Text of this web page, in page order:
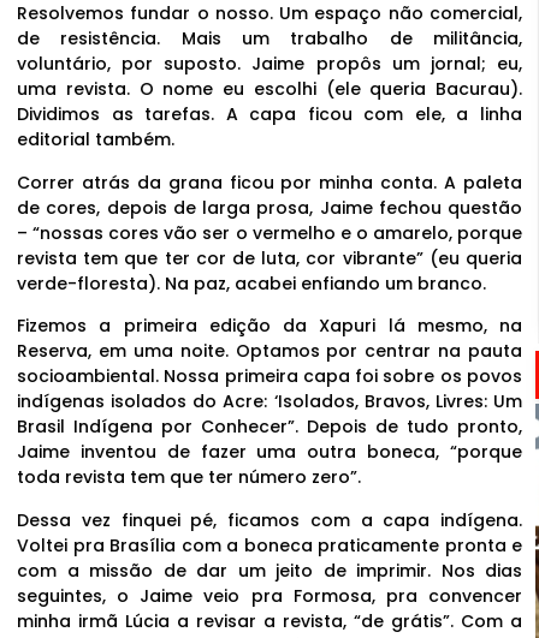
Resolvemos fundar o nosso. Um espaço não comercial,
de resistência. Mais um trabalho de militância,
voluntário, por suposto. Jaime propôs um jornal; eu,
uma revista. O nome eu escolhi (ele queria Bacurau).
Dividimos as tarefas. A capa ficou com ele, a linha
editorial também.
Correr atrás da grana ficou por minha conta. A paleta
de cores, depois de larga prosa, Jaime fechou questão
– “nossas cores vão ser o vermelho e o amarelo, porque
revista tem que ter cor de luta, cor vibrante” (eu queria
verde-floresta). Na paz, acabei enfiando um branco.
Fizemos a primeira edição da Xapuri lá mesmo, na
Reserva, em uma noite. Optamos por centrar na pauta
socioambiental. Nossa primeira capa foi sobre os povos
indígenas isolados do Acre: ‘Isolados, Bravos, Livres: Um
Brasil Indígena por Conhecer”. Depois de tudo pronto,
Jaime inventou de fazer uma outra boneca, “porque
toda revista tem que ter número zero”.
Dessa vez finquei pé, ficamos com a capa indígena.
Voltei pra Brasília com a boneca praticamente pronta e
com a missão de dar um jeito de imprimir. Nos dias
seguintes, o Jaime veio pra Formosa, pra convencer
minha irmã Lúcia a revisar a revista, “de grátis”. Com a